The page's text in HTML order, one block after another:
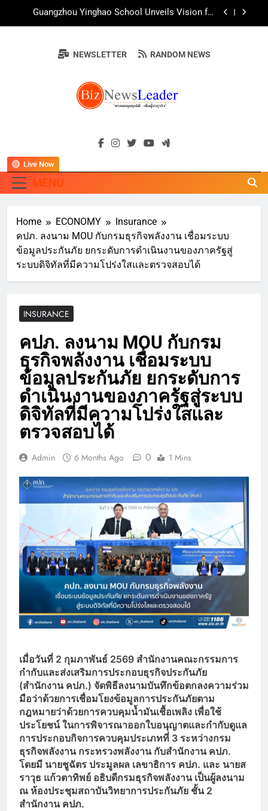
AirAsia X SEE FAH พันธมิตรทางธุรกิจยาวนานกว่า
ทางวิชาการและการตลาดเชิงรุก แนะเคล็ดลับปรับ
ธุรกิจท่องเที่ยวไทย “ขายได้ ขายดี ขายนาน”
สืบสานพุทธศาสนา สร้างสังคมปลอดเหล้า ภายใต้
แนวคิด “90 วัน เก็บแต้มสุขภาพดี สิ่งดีๆ จะเกิดขึ้น”
Guangzhou Yinghao School Unveils Vision for
Future-Ready Education
“ข้าวหน้าไก่ราชวงศ์” พุ่งทะยานสู่น่านฟ้า
ททท. ร่วมมือกับ จุฬาลงกรณ์มหาวิทยาลัย จัดสัมมนา
ธุรกิจท่องเที่ยวไทย “ขายได้ ขายดี ขายนาน”
BIZNEWSLEADER
"ครอบคลุมทุกมิติ เพื่อ…ผู้นำธุรกิจ"
NEWSLETTER RANDOM NEWS
MENU
Live Now
Home ECONOMY
Insurance
คปภ. ลงนาม MOU กับกรมธุรกิจพลังงาน เชื่อมระบบ
ข้อมูลประกันภัย ยกระดับการดำเนินงานของภาครัฐสู่
ระบบดิจิทัลที่มีความโปร่งใสและตรวจสอบได้
INSURANCE
คปภ. ลงนาม MOU กับกรม
ธุรกิจพลังงาน เชื่อมระบบ
ข้อมูลประกันภัย ยกระดับการ
ดำเนินงานของภาครัฐสู่ระบบ
ดิจิทัลที่มีความโปร่งใสและ
ตรวจสอบได้
Admin 6 Months Ago 0 1 Mins
เมื่อวันที่ 2 กุมภาพันธ์ 2569 สำนักงานคณะกรรมการ
กำกับและส่งเสริมการประกอบธุรกิจประกันภัย
(สำนักงาน คปภ.) จัดพิธีลงนามบันทึกข้อตกลงความร่วม
มือว่าด้วยการเชื่อมโยงข้อมูลการประกันภัยตาม
กฎหมายว่าด้วยการควบคุมน้ำมันเชื้อเพลิง เพื่อใช้
ประโยชน์ ในการพิจารณาออกใบอนุญาตและกำกับดูแล
การประกอบกิจการควบคุมประเภทที่ 3 ระหว่างกรม
ธุรกิจพลังงาน กระทรวงพลังงาน กับสำนักงาน คปภ.
โดยมี นายชูฉัตร ประมูลผล เลขาธิการ คปภ. และ นายส
ราวุธ แก้วตาทิพย์ อธิบดีกรมธุรกิจพลังงาน เป็นผู้ลงนาม
ณ ห้องประชุมสถาบันวิทยาการประกันภัย ชั้น 2
สำนักงาน คปภ.